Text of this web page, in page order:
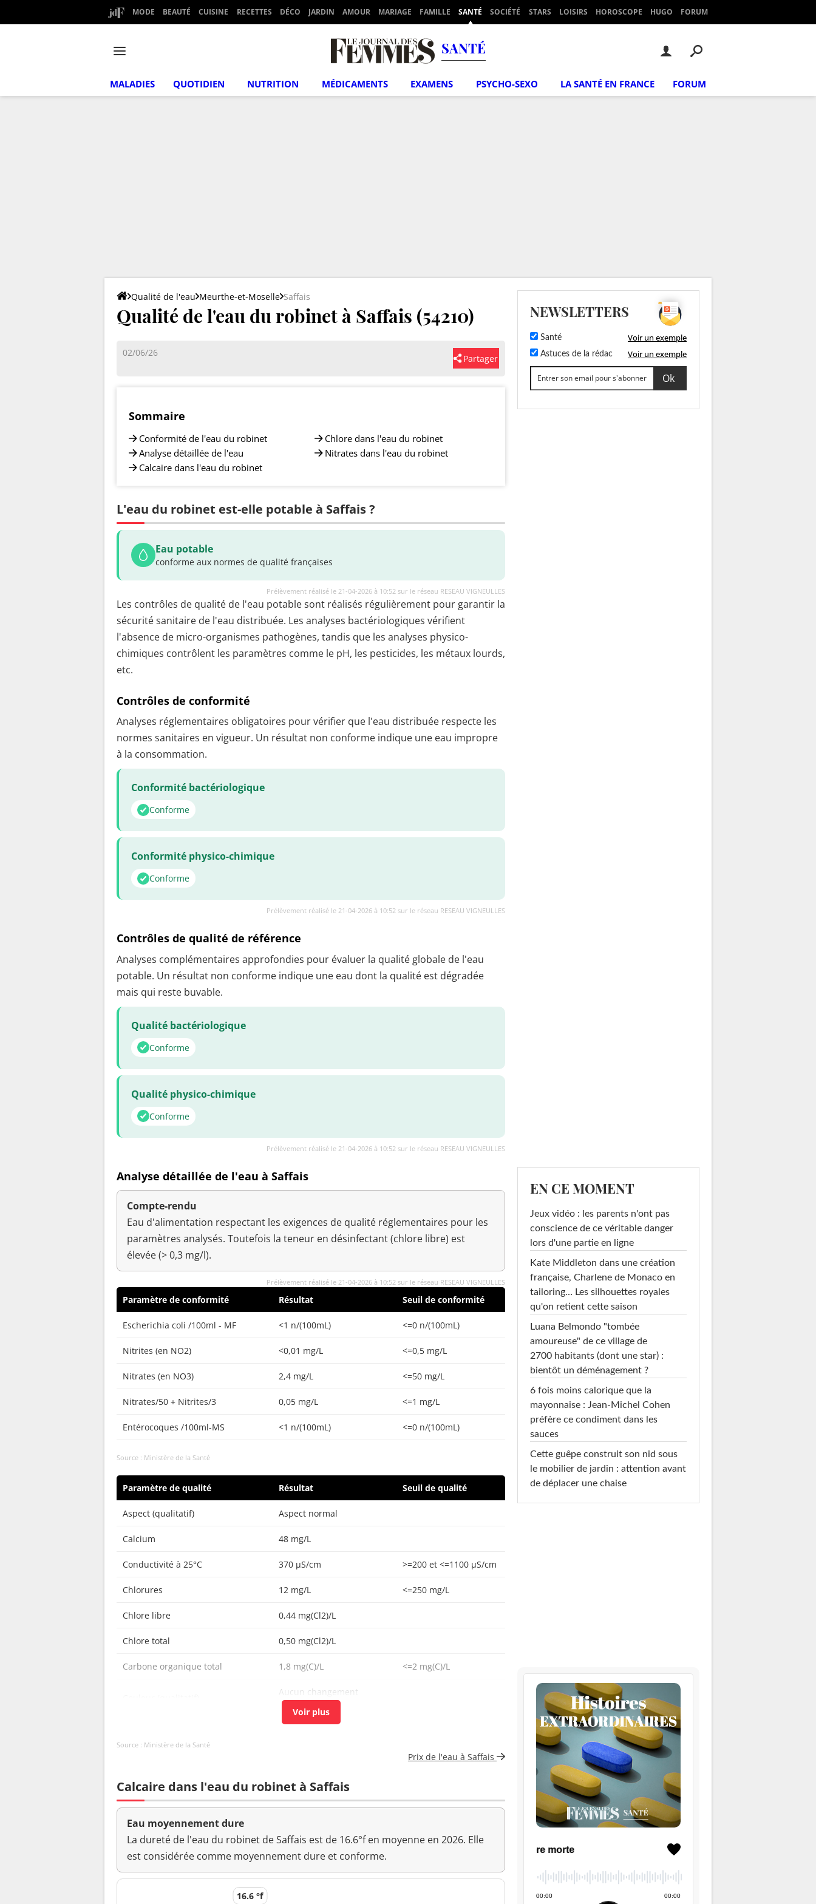
MODE BEAUTÉ CUISINE RECETTES DÉCO JARDIN AMOUR MARIAGE FAMILLE SANTÉ SOCIÉTÉ STARS LOISIRS HOROSCOPE HUGO FORUM
SANTÉ
MALADIES QUOTIDIEN NUTRITION MÉDICAMENTS EXAMENS PSYCHO-SEXO LA SANTÉ EN FRANCE FORUM
Qualité de l'eau Meurthe-et-Moselle Saffais
Qualité de l'eau du robinet à Saffais (54210)
02/06/26
Partager
Sommaire
Conformité de l'eau du robinet
Analyse détaillée de l'eau
Calcaire dans l'eau du robinet
Chlore dans l'eau du robinet
Nitrates dans l'eau du robinet
L'eau du robinet est-elle potable à Saffais ?
Eau potable
conforme aux normes de qualité françaises
Prélèvement réalisé le 21-04-2026 à 10:52 sur le réseau RESEAU VIGNEULLES
Les contrôles de qualité de l'eau potable sont réalisés régulièrement pour garantir la
sécurité sanitaire de l'eau distribuée. Les analyses bactériologiques vérifient
l'absence de micro-organismes pathogènes, tandis que les analyses physico-
chimiques contrôlent les paramètres comme le pH, les pesticides, les métaux lourds,
etc.
Contrôles de conformité
Analyses réglementaires obligatoires pour vérifier que l'eau distribuée respecte les
normes sanitaires en vigueur. Un résultat non conforme indique une eau impropre
à la consommation.
Conformité bactériologique
Conforme
Conformité physico-chimique
Conforme
Prélèvement réalisé le 21-04-2026 à 10:52 sur le réseau RESEAU VIGNEULLES
Contrôles de qualité de référence
Analyses complémentaires approfondies pour évaluer la qualité globale de l'eau
potable. Un résultat non conforme indique une eau dont la qualité est dégradée
mais qui reste buvable.
Qualité bactériologique
Conforme
Qualité physico-chimique
Conforme
Prélèvement réalisé le 21-04-2026 à 10:52 sur le réseau RESEAU VIGNEULLES
Analyse détaillée de l'eau à Saffais
Compte-rendu
Eau d'alimentation respectant les exigences de qualité réglementaires pour les
paramètres analysés. Toutefois la teneur en désinfectant (chlore libre) est
élevée (> 0,3 mg/l).
Prélèvement réalisé le 21-04-2026 à 10:52 sur le réseau RESEAU VIGNEULLES
Paramètre de conformité Résultat Seuil de conformité
Escherichia coli /100ml - MF <1 n/(100mL) <=0 n/(100mL)
Nitrites (en NO2) <0,01 mg/L <=0,5 mg/L
Nitrates (en NO3) 2,4 mg/L <=50 mg/L
Nitrates/50 + Nitrites/3 0,05 mg/L <=1 mg/L
Entérocoques /100ml-MS <1 n/(100mL) <=0 n/(100mL)
Source : Ministère de la Santé
Paramètre de qualité Résultat Seuil de qualité
Aspect (qualitatif) Aspect normal
Calcium 48 mg/L
Conductivité à 25°C 370 µS/cm >=200 et <=1100 µS/cm
Chlorures 12 mg/L <=250 mg/L
Chlore libre 0,44 mg(Cl2)/L
Chlore total 0,50 mg(Cl2)/L
Carbone organique total 1,8 mg(C)/L <=2 mg(C)/L
Aucun changement
anormal
Bact. aér. revivifiables à 36°-44h <1 n/mL
Magnésium 11 mg(Mg)/L
Ammonium (en NH4)
pH 7,4 unité pH
Saveur (qualitatif) Changement anormal
Source : Ministère de la Santé
Prix de l'eau à Saffais
Calcaire dans l'eau du robinet à Saffais
Eau moyennement dure
La dureté de l'eau du robinet de Saffais est de 16.6°f en moyenne en 2026. Elle
est considérée comme moyennement dure et conforme.
16.6 °f
NEWSLETTERS
Santé Voir un exemple
Astuces de la rédac Voir un exemple
EN CE MOMENT
Jeux vidéo : les parents n'ont pas
conscience de ce véritable danger
lors d'une partie en ligne
Kate Middleton dans une création
française, Charlene de Monaco en
tailoring… Les silhouettes royales
qu'on retient cette saison
Luana Belmondo "tombée
amoureuse" de ce village de
2700 habitants (dont une star) :
bientôt un déménagement ?
6 fois moins calorique que la
mayonnaise : Jean-Michel Cohen
préfère ce condiment dans les
sauces
Cette guêpe construit son nid sous
le mobilier de jardin : attention avant
de déplacer une chaise